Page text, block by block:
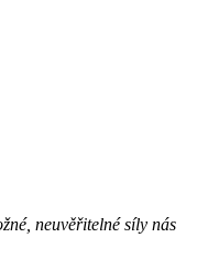
neuvěřitelné síly nás